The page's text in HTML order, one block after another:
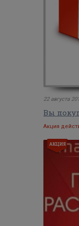
22 августа
Вы
Акция
АКЦИЯ